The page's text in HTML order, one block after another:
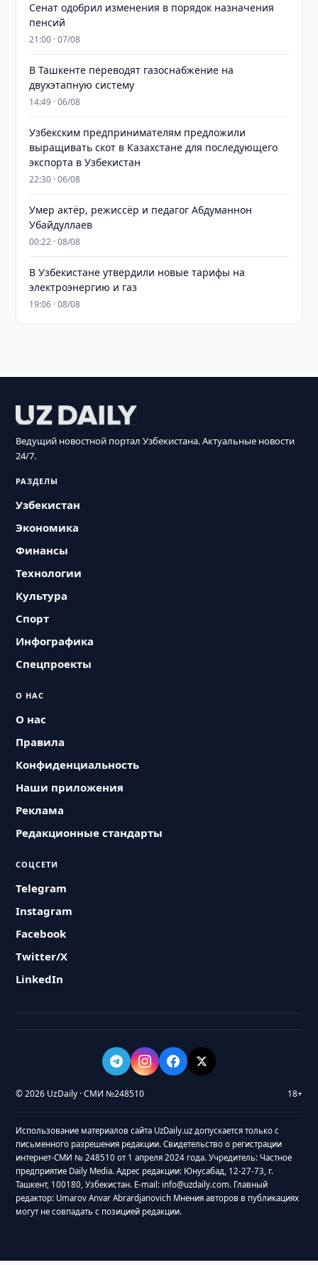
Сенат одобрил изменения в порядок назначения
пенсий
21:00 · 07/08
В Ташкенте переводят газоснабжение на
двухэтапную систему
14:49 · 06/08
Узбекским предпринимателям предложили
выращивать скот в Казахстане для последующего
экспорта в Узбекистан
22:30 · 06/08
Умер актёр, режиссёр и педагог Абдуманнон
Убайдуллаев
00:22 · 08/08
В Узбекистане утвердили новые тарифы на
электроэнергию и газ
19:06 · 08/08
Ведущий новостной портал Узбекистана. Актуальные новости
24/7.
РАЗДЕЛЫ
Узбекистан
Экономика
Финансы
Технологии
Культура
Спорт
Инфографика
Спецпроекты
О НАС
О нас
Правила
Конфиденциальность
Наши приложения
Реклама
Редакционные стандарты
СОЦСЕТИ
Telegram
Instagram
Facebook
Twitter/X
LinkedIn
© 2026 UzDaily · СМИ №248510 18+
Использование материалов сайта UzDaily.uz допускается только с
письменного разрешения редакции. Свидетельство о регистрации
интернет-СМИ № 248510 от 1 апреля 2024 года. Учредитель: Частное
предприятие Daily Media. Адрес редакции: Юнусабад, 12-27-73, г.
Ташкент, 100180, Узбекистан. E-mail: info@uzdaily.com. Главный
редактор: Umarov Anvar Abrardjanovich Мнения авторов в публикациях
могут не совпадать с позицией редакции.